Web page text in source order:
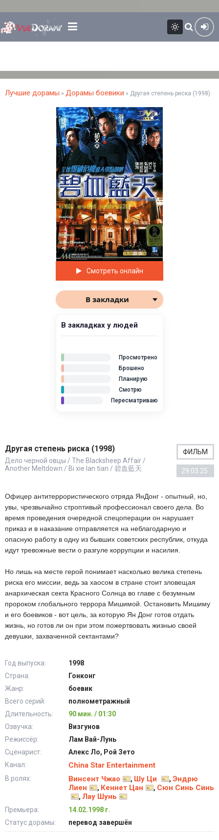
Лучшие дорамы » Дорамы боевики » Другая степень риска (1998)
Смотреть онлайн
В закладки
В закладках у людей
Просмотрено
Брошено
Планирую
Смотрю
Пересматриваю
Другая степень риска (1998)
Дело черной овцы / The Blacksheep Affair /
Another Meltdown / Bi xie lan tian / 碧血藍天
ФИЛЬМ
29.03.25
Офицер антитеррористического отряда ЯнДонг - опытный, но,
увы, чрезвычайно строптивый профессионал своего дела. Во
время проведения очередной спецоперации он нарушает
приказ и в наказание отправляется на неблагодарную и
опасную работу в одну из бывших советских республик, откуда
идут тревожные вести о разгуле коррупции и насилия.
Но лишь на месте герой понимает насколько велика степень
риска его миссии, ведь за хаосом в стране стоит зловещая
анархическая секта Красного Солнца во главе с безумным
пророком глобального террора Мишимой. Остановить Мишиму
и его боевиков - вот цель, за которую Ян Донг готов отдать
жизнь, но готов ли он при этом пожертвовать жизнью своей
девушки, захваченной сектантами?
Год выпуска:
1998
Страна:
Гонконг
Жанр:
боевик
Всего серий:
полнометражный
Длительность:
90 мин. / 01:30
Озвучка:
Визгунов
Режиссёр:
Лам Вай-Лунь
Сценарист:
Алекс Ло, Рой Зето
Канал:
China Star Entertainment
В ролях: Винсент Чжао , Шу Ци , Эндрю
Лиен
, Кеннет Цан , Сюн Синь Синь
, Лау Шунь
Премьера:
14.02.1998 г.
Статус дорамы:
перевод завершён